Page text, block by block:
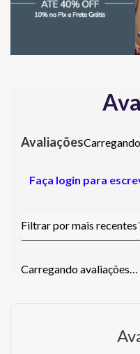
Faça login para
Carregando avaliações…